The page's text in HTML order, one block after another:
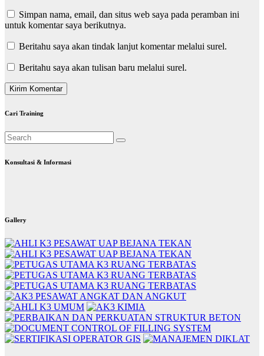
Simpan nama, email, dan situs web saya pada peramban ini
untuk komentar saya berikutnya.
Beritahu saya akan tindak lanjut komentar melalui surel.
Beritahu saya akan tulisan baru melalui surel.
Cari Training
Konsultasi & Informasi
Gallery